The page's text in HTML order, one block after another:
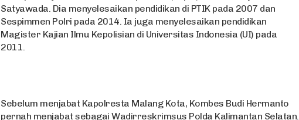
Satyawada. Dia menyelesaikan pendidikan di PTIK pada 2007 dan
Sespimmen Polri pada 2014. Ia juga menyelesaikan pendidikan
Magister Kajian Ilmu Kepolisian di Universitas Indonesia (UI) pada
2011.
Sebelum menjabat Kapolresta Malang Kota, Kombes Budi Hermanto
pernah menjabat sebagai Wadirreskrimsus Polda Kalimantan Selatan.